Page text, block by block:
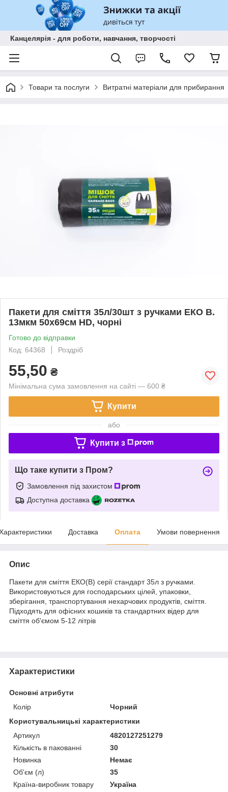
Канцелярія - для роботи, навчання, творчості
Товари та послуги Витратні матеріали для прибирання
Пакети для сміття 35л/30шт з ручками ЕКО B.
13мкм 50х69см HD, чорні
Готово до відправки
Код: 64368
Роздріб
55,50 ₴
Мінімальна сума замовлення на сайті — 600 ₴
Купити
або
Купити з
Що таке купити з Пром?
Замовлення під захистом
Доступна доставка
Доставка Оплата Умови повернення
Опис
Пакети для сміття ЕКО(В) серії стандарт 35л з ручками.
Використовуються для господарських цілей, упаковки,
зберігання, транспортування нехарчових продуктів, сміття.
Підходять для офісних кошиків та стандартних відер для
сміття об'ємом 5-12 літрів
Характеристики
Основні атрибути
Колір
Чорний
Користувальницькі характеристики
Артикул
4820127251279
Кількість в пакованні
30
Новинка
Немає
Об'єм (л)
35
Країна-виробник товару
Україна